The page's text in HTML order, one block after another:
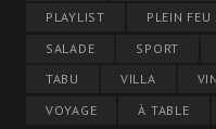
PLAYLIST
PLEIN FEU
SALADE
SPORT
TABU
VILLA VIN
VOYAGE
À TABLE